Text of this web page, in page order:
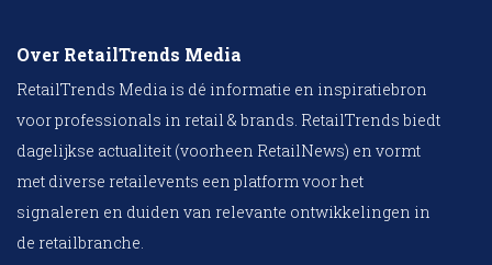
Over RetailTrends Media
RetailTrends Media is dé informatie en inspiratiebron
voor professionals in retail & brands. RetailTrends biedt
dagelijkse actualiteit (voorheen RetailNews) en vormt
met diverse retailevents een platform voor het
signaleren en duiden van relevante ontwikkelingen in
de retailbranche.